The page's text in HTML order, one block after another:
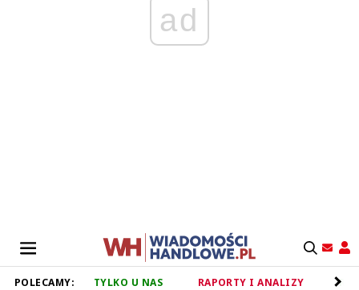
ad
POLECAMY: TYLKO U NAS RAPORTY I ANALIZY